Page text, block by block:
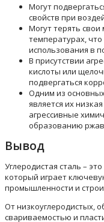
Могут
свойств при
Могут терять
температурах,
использования в
В присутствии
кислоты или
подвергаться
Одним из
является их
агрессивные
образованию
Вывод
Углеродистая сталь –
который играет
промышленности и
От низкоуглеродистых,
свариваемостью и